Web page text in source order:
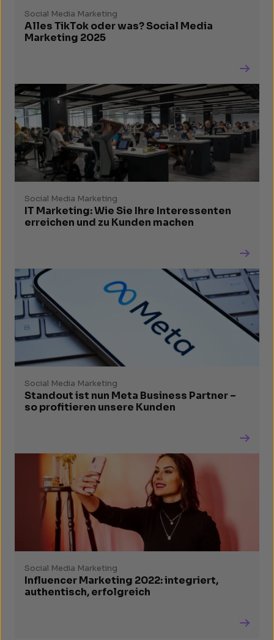
Social Media Marketing
Alles TikTok oder was? Social Media
Marketing 2025
Social Media Marketing
IT Marketing: Wie Sie Ihre Interessenten
erreichen und zu Kunden machen
Social Media Marketing
Standout ist nun Meta Business Partner –
so profitieren unsere Kunden
Social Media Marketing
Influencer Marketing 2022: integriert,
authentisch, erfolgreich